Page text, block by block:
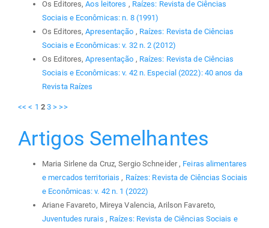
Os Editores,Aos leitores , Raízes: Revista de Ciências
Sociais e Econômicas: n. 8 (1991)
Os Editores,Apresentação , Raízes: Revista de Ciências
Sociais e Econômicas: v. 32 n. 2 (2012)
Os Editores,Apresentação , Raízes: Revista de Ciências
Sociais e Econômicas: v. 42 n. Especial (2022): 40 anos da
Revista Raízes
<< < 1 2 3 > >>
Artigos Semelhantes
Maria Sirlene da Cruz, Sergio Schneider , Feiras alimentares
e mercados territoriais , Raízes: Revista de Ciências Sociais
e Econômicas: v. 42 n. 1 (2022)
Ariane Favareto, Mireya Valencia, Arilson Favareto,
Juventudes rurais , Raízes: Revista de Ciências Sociais e